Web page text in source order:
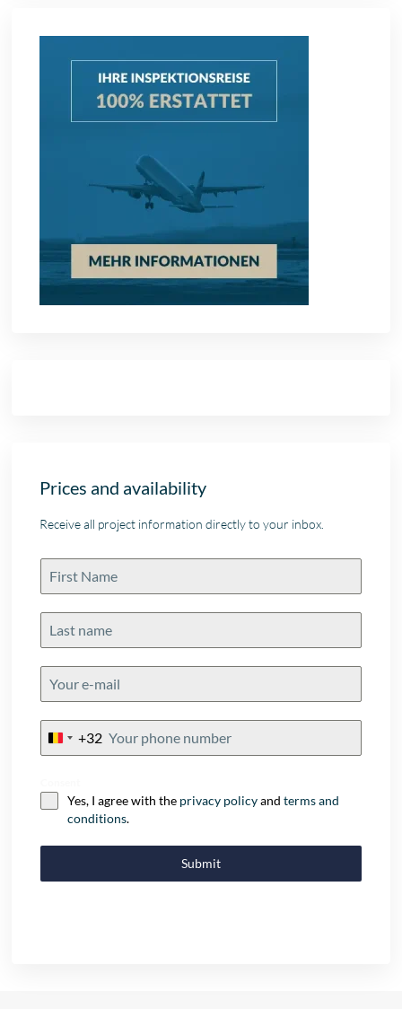
Prices and availability
Receive all project information directly to your inbox.
Belgium
+32
Yes, I agree with the privacy policyandterms and
conditions.
Submit